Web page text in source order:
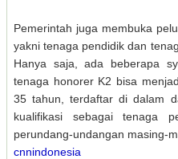
Pemerintah juga membuka
yakni tenaga pendidik dan
Hanya saja, ada beberapa
tenaga honorer K2 bisa
35 tahun, terdaftar di dalam
kualifikasi sebagai tenaga
perundang-undangan masing-
cnnindonesia